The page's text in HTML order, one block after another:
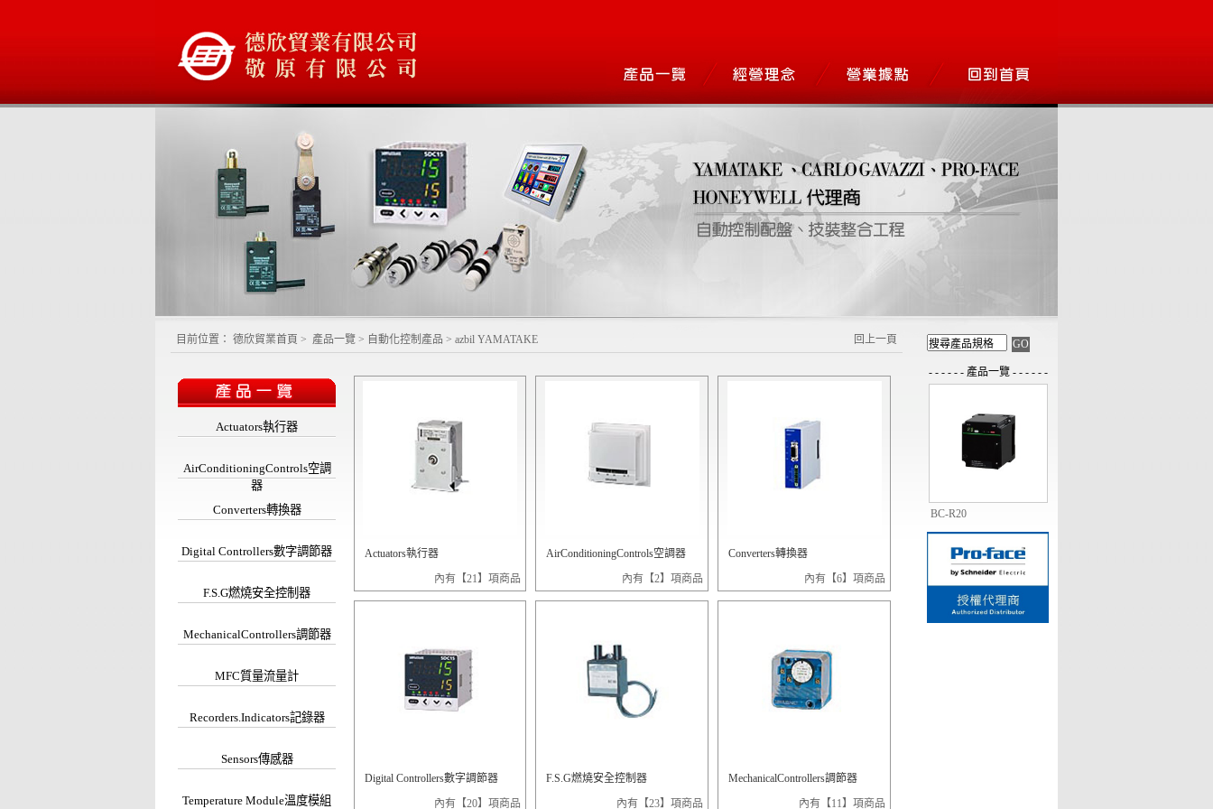
目前位置： 德欣貿業首頁 > 產品一覽 > 自動化控制產品 > azbil YAMATAKE 回上一頁
Actuators執行器
AirConditioningControls空調
器
Converters轉換器
Digital Controllers數字調節器
F.S.G燃燒安全控制器
MechanicalControllers調節器
MFC質量流量計
Recorders.Indicators記錄器
Sensors傳感器
Temperature Module溫度模組
Actuators執行器
內有【21】項商品
AirConditioningControls空調器
內有【2】項商品
Converters轉換器
內有【6】項商品
Digital Controllers數字調節器
內有【20】項商品
F.S.G燃燒安全控制器
內有【23】項商品
MechanicalControllers調節器
內有【11】項商品
- - - - - - 產品一覽 - - - - - -
BC-R20
1 2 3 4 5